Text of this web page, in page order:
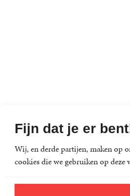
Fijn dat je er
Wij, en derde partijen, maken op
cookies die we gebruiken op deze